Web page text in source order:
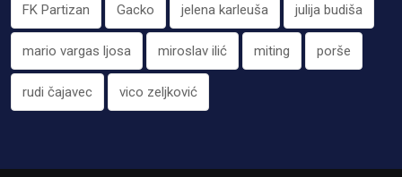
FK Partizan Gacko jelena karleuša julija budiša
mario vargas ljosa miroslav ilić miting porše
rudi čajavec vico zeljković